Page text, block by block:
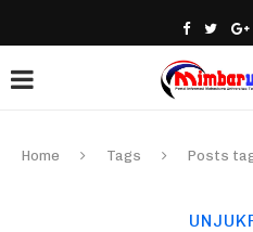
Home Tags Posts